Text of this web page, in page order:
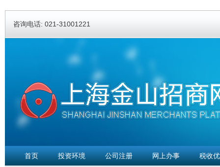
咨询电话: 021-31001221
首页 投资环境 公司注册 网上办事 税收